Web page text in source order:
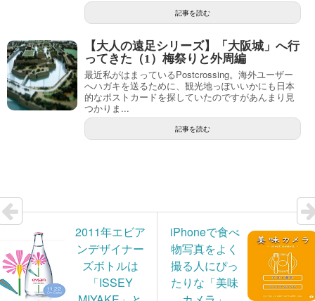
記事を読む
【大人の遠足シリーズ】「大阪城」へ行
ってきた（1）梅祭りと外周編
最近私がはまっているPostcrossing。海外ユーザー
へハガキを送るために、観光地っぽいいかにも日本
的なポストカードを探していたのですがあんまり見
つかりま...
記事を読む
2011年エビア
ンデザイナー
ズボトルは
「ISSEY
iPhoneで食べ
物写真をよく
撮る人にぴっ
たりな「美味